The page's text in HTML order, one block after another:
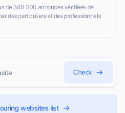
de 340 000 annonces vérifiées de
des particuliers et des professionnels
Check
websites list